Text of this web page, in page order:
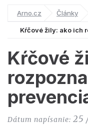
Arno.cz Články
Kŕčové žily: ako ich
Kŕčové
Dátum napísanie: 25